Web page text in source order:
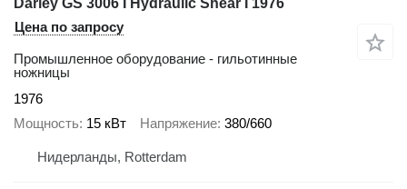
Darley GS 3006 I Hydraulic Shear I 1976
Цена по запросу
Промышленное оборудование - гильотинные
ножницы
1976
Мощность 15 кВт Напряжение 380/660
Нидерланды, Rotterdam